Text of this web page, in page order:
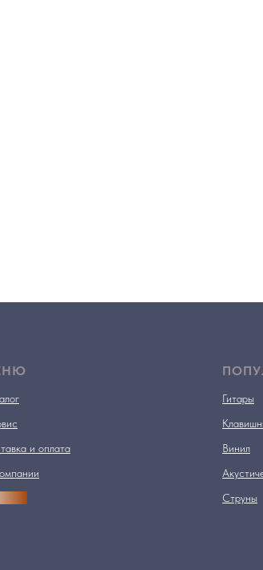
и оплата
Гитары
Винил
Струны